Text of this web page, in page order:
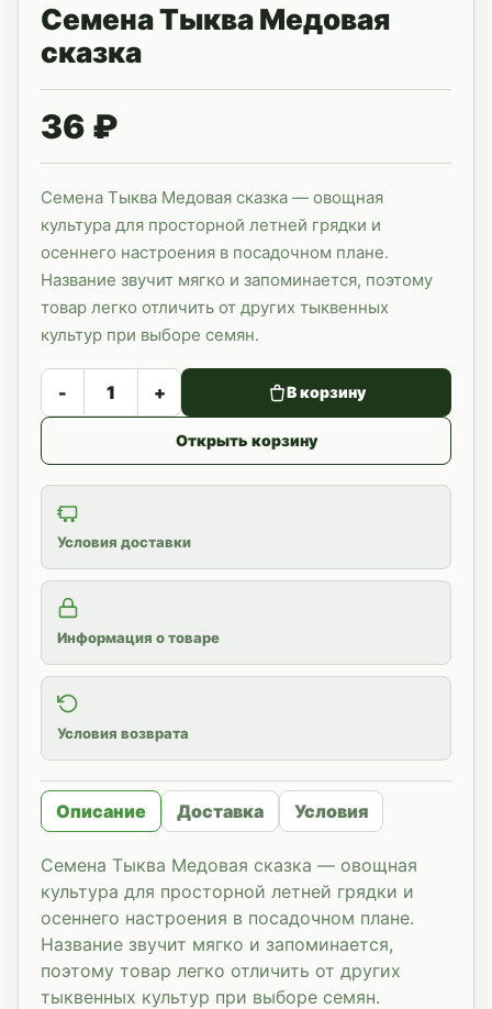
Семена Тыква Медовая
сказка
36 ₽
Семена Тыква Медовая сказка — овощная
культура для просторной летней грядки и
осеннего настроения в посадочном плане.
Название звучит мягко и запоминается, поэтому
товар легко отличить от других тыквенных
культур при выборе семян.
- + В корзину
Открыть корзину
Условия доставки
Информация о товаре
Условия возврата
Описание Доставка Условия
Семена Тыква Медовая сказка — овощная
культура для просторной летней грядки и
осеннего настроения в посадочном плане.
Название звучит мягко и запоминается,
поэтому товар легко отличить от других
тыквенных культур при выборе семян.